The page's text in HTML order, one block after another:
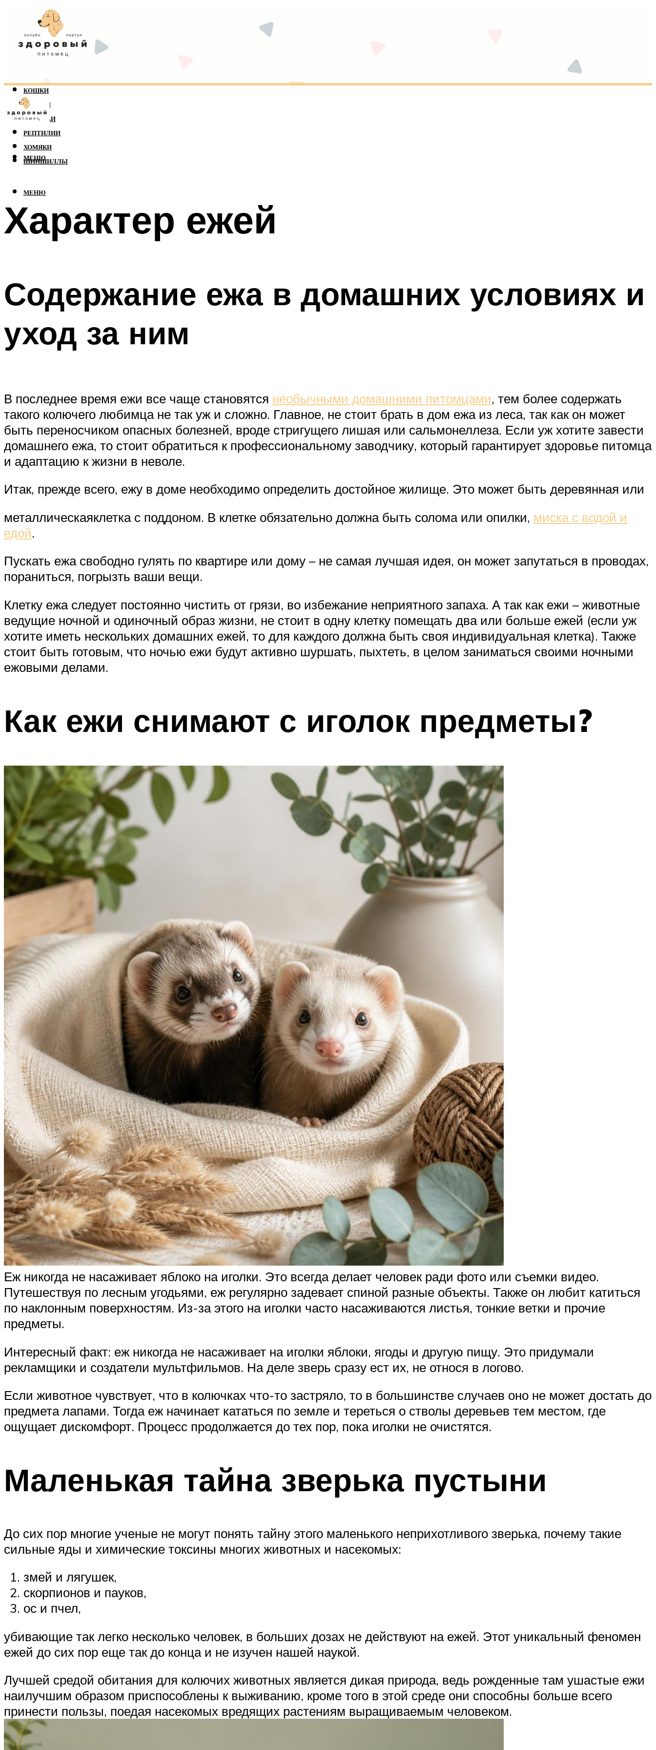
КОШКИ
СОБАКИ
ПОПУГАИ
РЕПТИЛИИ
ХОМЯКИ
ШИНШИЛЛЫ
МЕНЮ
МЕНЮ
Характер ежей
Содержание ежа в домашних условиях и
уход за ним
В последнее время ежи все чаще становятся необычными домашними питомцами, тем более содержать
такого колючего любимца не так уж и сложно. Главное, не стоит брать в дом ежа из леса, так как он может
быть переносчиком опасных болезней, вроде стригущего лишая или сальмонеллеза. Если уж хотите завести
домашнего ежа, то стоит обратиться к профессиональному заводчику, который гарантирует здоровье питомца
и адаптацию к жизни в неволе.
Итак, прежде всего, ежу в доме необходимо определить достойное жилище. Это может быть деревянная или
металлическаяклетка с поддоном. В клетке обязательно должна быть солома или опилки, миска с водой и
едой.
Пускать ежа свободно гулять по квартире или дому – не самая лучшая идея, он может запутаться в проводах,
пораниться, погрызть ваши вещи.
Клетку ежа следует постоянно чистить от грязи, во избежание неприятного запаха. А так как ежи – животные
ведущие ночной и одиночный образ жизни, не стоит в одну клетку помещать два или больше ежей (если уж
хотите иметь нескольких домашних ежей, то для каждого должна быть своя индивидуальная клетка). Также
стоит быть готовым, что ночью ежи будут активно шуршать, пыхтеть, в целом заниматься своими ночными
ежовыми делами.
Как ежи снимают с иголок предметы?
Еж никогда не насаживает яблоко на иголки. Это всегда делает человек ради фото или съемки видео.
Путешествуя по лесным угодьями, еж регулярно задевает спиной разные объекты. Также он любит катиться
по наклонным поверхностям. Из-за этого на иголки часто насаживаются листья, тонкие ветки и прочие
предметы.
Интересный факт: еж никогда не насаживает на иголки яблоки, ягоды и другую пищу. Это придумали
рекламщики и создатели мультфильмов. На деле зверь сразу ест их, не относя в логово.
Если животное чувствует, что в колючках что-то застряло, то в большинстве случаев оно не может достать до
предмета лапами. Тогда еж начинает кататься по земле и тереться о стволы деревьев тем местом, где
ощущает дискомфорт. Процесс продолжается до тех пор, пока иголки не очистятся.
Маленькая тайна зверька пустыни
До сих пор многие ученые не могут понять тайну этого маленького неприхотливого зверька, почему такие
сильные яды и химические токсины многих животных и насекомых:
змей и лягушек,
скорпионов и пауков,
ос и пчел,
убивающие так легко несколько человек, в больших дозах не действуют на ежей. Этот уникальный феномен
ежей до сих пор еще так до конца и не изучен нашей наукой.
Лучшей средой обитания для колючих животных является дикая природа, ведь рожденные там ушастые ежи
наилучшим образом приспособлены к выживанию, кроме того в этой среде они способны больше всего
принести пользы, поедая насекомых вредящих растениям выращиваемым человеком.